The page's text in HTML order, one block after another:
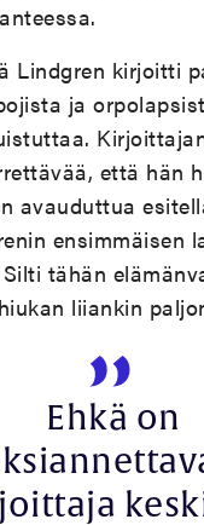
Lindgren kirjoitti
ja
että hän
avauduttua
ensimmäisen
tähän
liiankin
Ehkä on